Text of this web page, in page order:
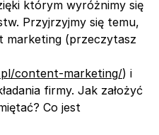
którym wyróżnimy się
Przyjrzyjmy się temu,
marketing (przeczytasz
content-marketing/) i
firmy. Jak założyć
Co jest